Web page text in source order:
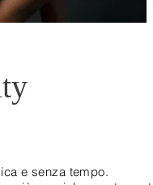
e senza tempo.